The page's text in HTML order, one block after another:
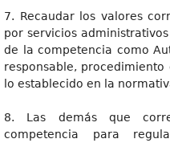
7. Recaudar los valores
por servicios
de la competencia como
responsable,
lo establecido en la
8. Las demás que
competencia para